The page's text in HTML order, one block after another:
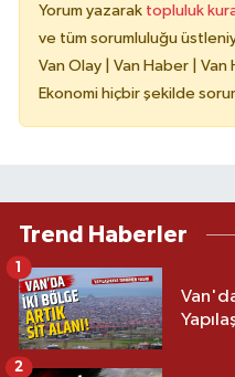
Yorum yazarak topluluk
ve tüm sorumluluğu
Van Olay | Van Haber | Van
Ekonomi hiçbir şekilde
Trend Haberler
1
2